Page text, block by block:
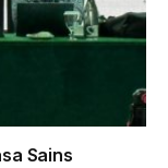
Sains